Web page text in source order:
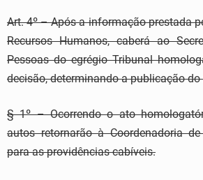
Art. 4º – Após a informação prestada
Recursos Humanos, caberá ao
Pessoas do egrégio Tribunal
decisão, determinando a publicação
§ 1º – Ocorrendo o ato
autos retornarão à Coordenadoria
para as providências cabíveis.